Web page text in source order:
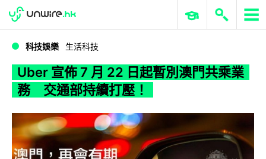
WWDC 2026 ERP 與商業 AI
科技娛樂 生活科技
Uber 宣佈 7 月 22 日起暫別澳門共乘業
務 交通部持續打壓！